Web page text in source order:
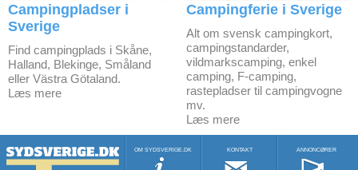
Campingpladser i
Sverige
Find campingplads i Skåne,
Halland, Blekinge, Småland
eller Västra Götaland.
Læs mere
Campingferie i Sverige
Alt om svensk campingkort,
campingstandarder,
vildmarkscamping, enkel
camping, F-camping,
rastepladser til campingvogne
mv.
Læs mere
OM SYDSVERIGE.DK KONTAKT ANNONCØRER